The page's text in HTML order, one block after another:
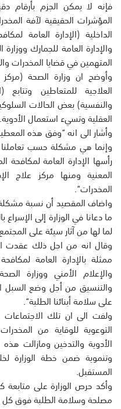
فإنه لا يمكن الجزم بأرقام
المؤشرات الحقيقية لآفة
الداخلية (الإدارة العامة
والإدارة العامة للجمارك
المتهمين في قضايا المخدرات
وأوضح ان وزارة الصحة
العلاجية للمتعاطين وتتابع
والنفسية) بعض الحالات
العقلية وتسيء استعمال الأدوية.
وأشار الى انه “وفق هذه
وإنما هي مشكلة حسب تعاملنا
رأسها الإدارة العامة لمكافحة
المعنية ومنها مركز علاج
المخدرات“.
واضاف المقصيد أن نسبة
ما دعانا في الوزارة إلى
لما لها من آثار سيئة على
وقال انه من اجل ذلك عقدت
ممثلة بالإدارة العامة
والإعلام الأمني ووزارة
والتنسيق من أجل وضع السبل
على سلامة أبنائنا الطلبة“.
ولفت الى ان تلك
التوعوية للوقاية من
الأدوية والتدخين ومازالت
وتنموية ضمن خطة الوزارة
المستقبل.
وأكد حرص الوزارة على متابعة
مصلحة وسلامة الطلبة فوق كل